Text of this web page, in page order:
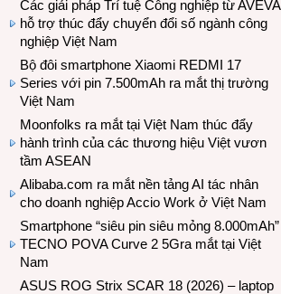
Các giải pháp Trí tuệ Công nghiệp từ AVEVA
hỗ trợ thúc đẩy chuyển đổi số ngành công
nghiệp Việt Nam
Bộ đôi smartphone Xiaomi REDMI 17
Series với pin 7.500mAh ra mắt thị trường
Việt Nam
Moonfolks ra mắt tại Việt Nam thúc đẩy
hành trình của các thương hiệu Việt vươn
tầm ASEAN
Alibaba.com ra mắt nền tảng AI tác nhân
cho doanh nghiệp Accio Work ở Việt Nam
Smartphone “siêu pin siêu mỏng 8.000mAh”
TECNO POVA Curve 2 5Gra mắt tại Việt
Nam
ASUS ROG Strix SCAR 18 (2026) – laptop